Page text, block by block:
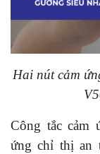
Hai nút cảm
Công tắc cảm
ứng chỉ thị an